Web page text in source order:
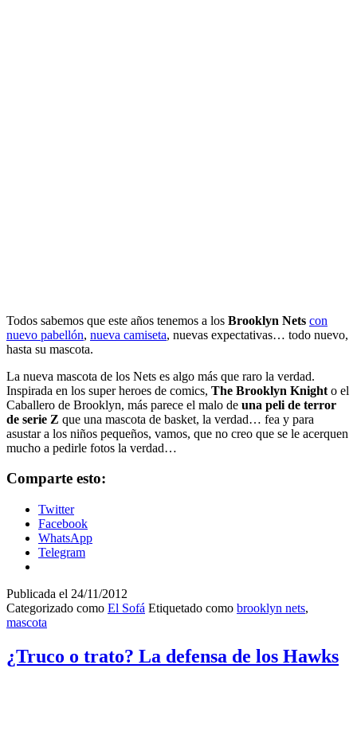
Todos sabemos que este años tenemos a los Brooklyn Nets con
nuevo pabellón, nueva camiseta, nuevas expectativas… todo nuevo,
hasta su mascota.
La nueva mascota de los Nets es algo más que raro la verdad.
Inspirada en los super heroes de comics, The Brooklyn Knight o el
Caballero de Brooklyn, más parece el malo de una peli de terror
de serie Z que una mascota de basket, la verdad… fea y para
asustar a los niños pequeños, vamos, que no creo que se le acerquen
mucho a pedirle fotos la verdad…
Comparte esto:
Twitter
Facebook
WhatsApp
Telegram
Publicada el 24/11/2012
Categorizado como El Sofá Etiquetado como brooklyn nets,
mascota
¿Truco o trato? La defensa de los Hawks